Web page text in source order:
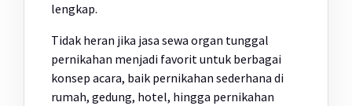
lengkap.
Tidak heran jika jasa sewa organ tunggal
pernikahan menjadi favorit untuk berbagai
konsep acara, baik pernikahan sederhana di
rumah, gedung, hotel, hingga pernikahan